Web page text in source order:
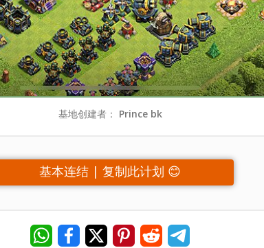
基地创建者： Prince bk
基本连结 | 复制此计划 😊